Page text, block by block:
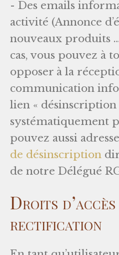
- Des emails
activité (Annonce
nouveaux produits
cas, vous pouvez à
opposer à la
communication
lien « désinscription
systématiquement
pouvez aussi
de désinscription
de notre Délégué
Droits
rectification